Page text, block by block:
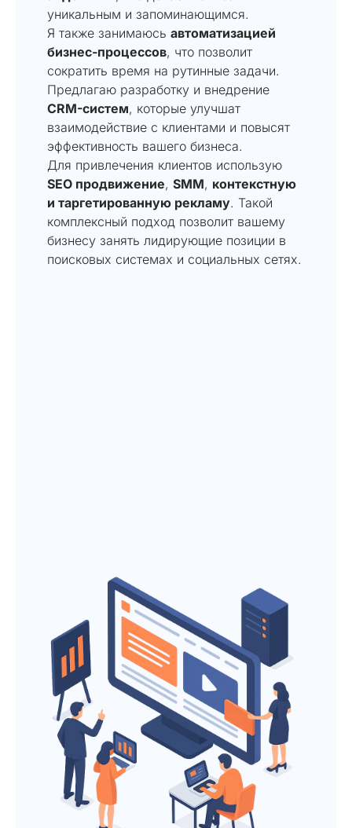
уникальным и запоминающимся.
Я также занимаюсь автоматизацией
бизнес-процессов, что позволит
сократить время на рутинные задачи.
Предлагаю разработку и внедрение
CRM-систем, которые улучшат
взаимодействие с клиентами и повысят
эффективность вашего бизнеса.
Для привлечения клиентов использую
SEO продвижение, SMM, контекстную
и таргетированную рекламу. Такой
комплексный подход позволит вашему
бизнесу занять лидирующие позиции в
поисковых системах и социальных сетях.